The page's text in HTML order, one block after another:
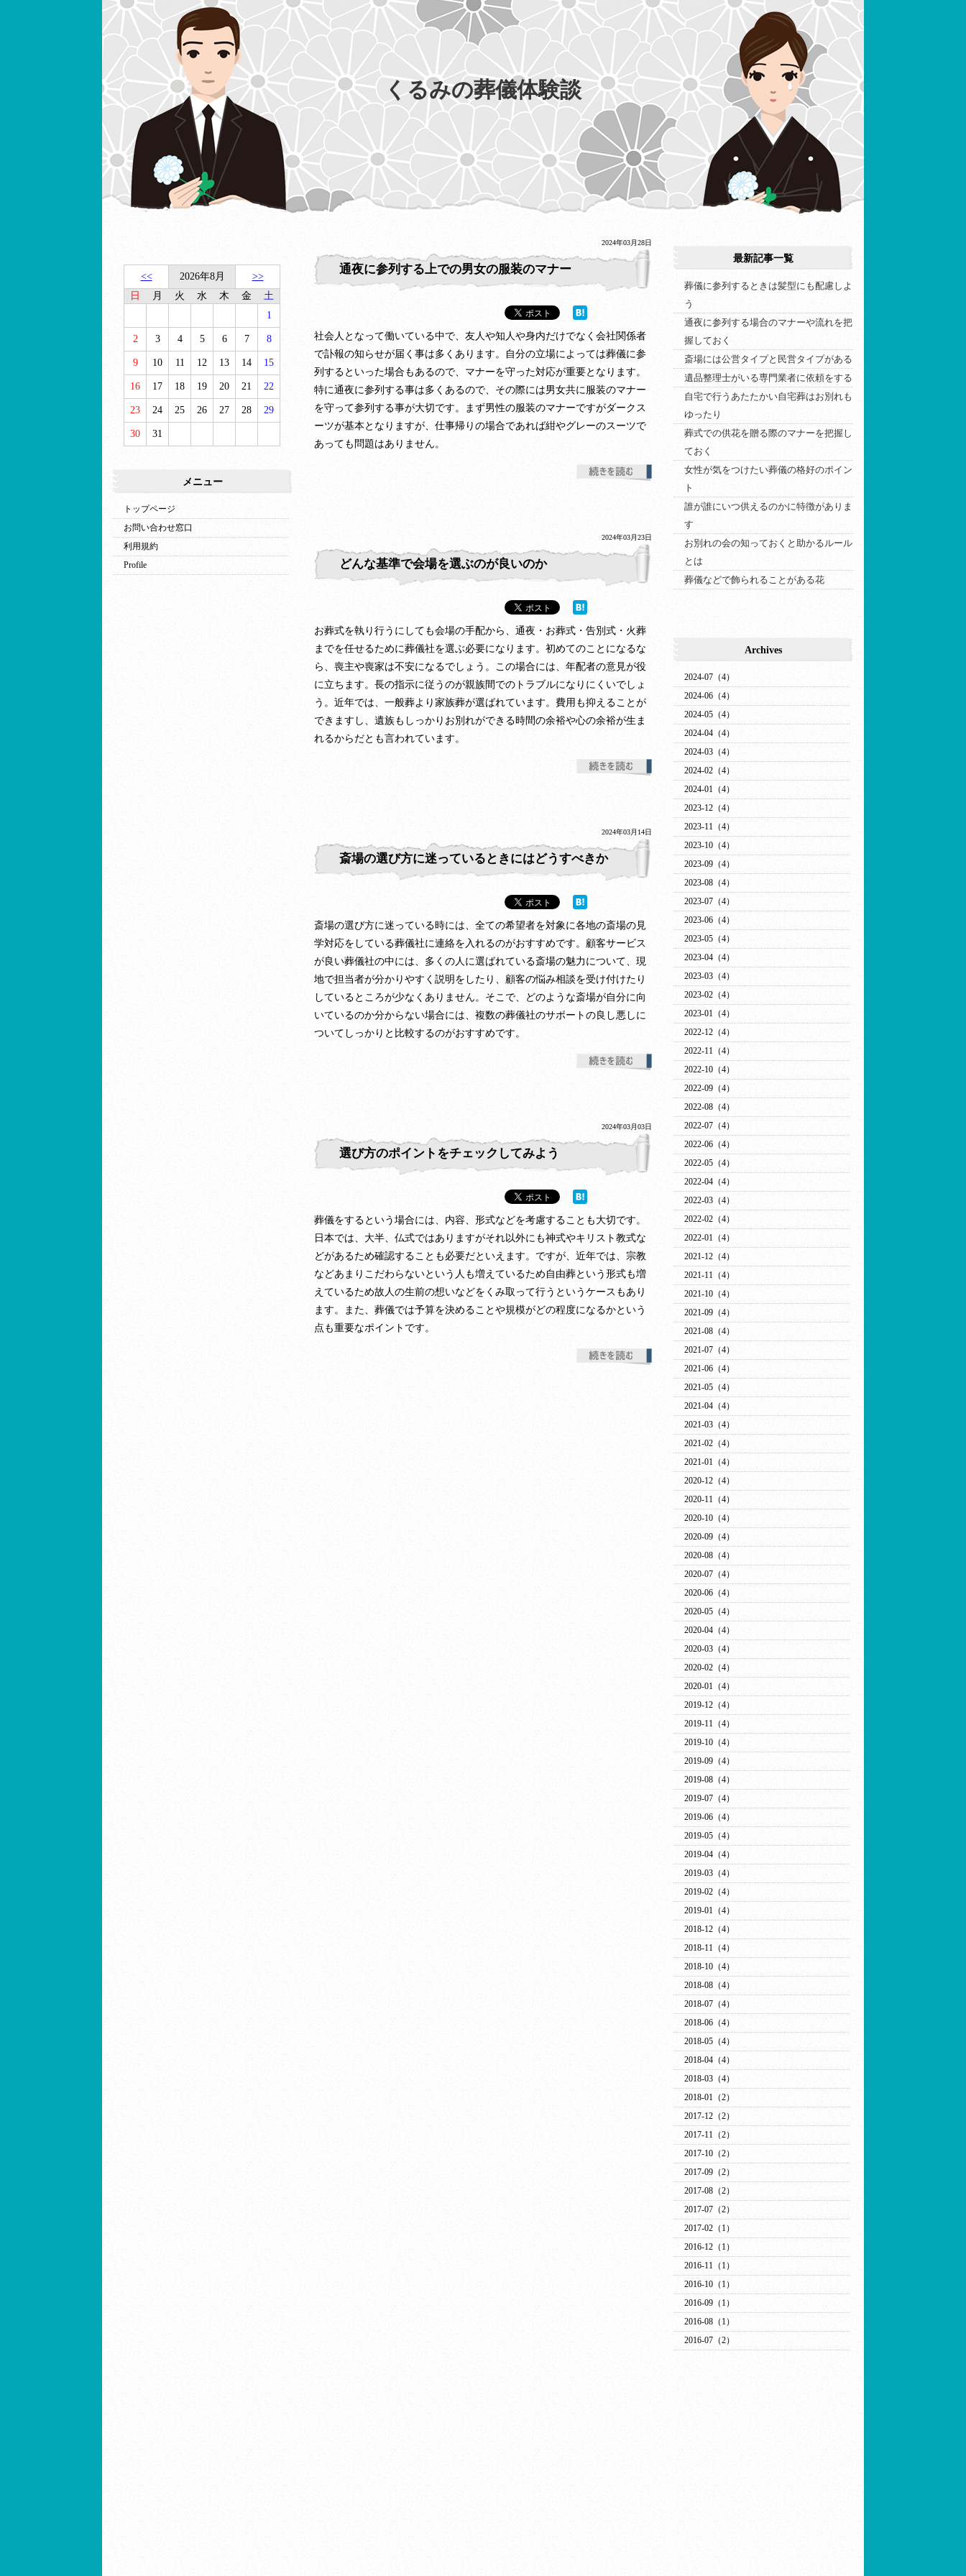
くるみの葬儀体験談
2024年03月28日
通夜に参列する上での男女の服装のマナー
社会人となって働いている中で、友人や知人や身内だけでなく会社関係者
で訃報の知らせが届く事は多くあります。自分の立場によっては葬儀に参
列するといった場合もあるので、マナーを守った対応が重要となります。
特に通夜に参列する事は多くあるので、その際には男女共に服装のマナー
を守って参列する事が大切です。まず男性の服装のマナーですがダークス
ーツが基本となりますが、仕事帰りの場合であれば紺やグレーのスーツで
あっても問題はありません。
2024年03月23日
どんな基準で会場を選ぶのが良いのか
お葬式を執り行うにしても会場の手配から、通夜・お葬式・告別式・火葬
までを任せるために葬儀社を選ぶ必要になります。初めてのことになるな
ら、喪主や喪家は不安になるでしょう。この場合には、年配者の意見が役
に立ちます。長の指示に従うのが親族間でのトラブルになりにくいでしょ
う。近年では、一般葬より家族葬が選ばれています。費用も抑えることが
できますし、遺族もしっかりお別れができる時間の余裕や心の余裕が生ま
れるからだとも言われています。
2024年03月14日
斎場の選び方に迷っているときにはどうすべきか
斎場の選び方に迷っている時には、全ての希望者を対象に各地の斎場の見
学対応をしている葬儀社に連絡を入れるのがおすすめです。顧客サービス
が良い葬儀社の中には、多くの人に選ばれている斎場の魅力について、現
地で担当者が分かりやすく説明をしたり、顧客の悩み相談を受け付けたり
しているところが少なくありません。そこで、どのような斎場が自分に向
いているのか分からない場合には、複数の葬儀社のサポートの良し悪しに
ついてしっかりと比較するのがおすすめです。
2024年03月03日
選び方のポイントをチェックしてみよう
葬儀をするという場合には、内容、形式などを考慮することも大切です。
日本では、大半、仏式ではありますがそれ以外にも神式やキリスト教式な
どがあるため確認することも必要だといえます。ですが、近年では、宗教
などあまりこだわらないという人も増えているため自由葬という形式も増
えているため故人の生前の想いなどをくみ取って行うというケースもあり
ます。また、葬儀では予算を決めることや規模がどの程度になるかという
点も重要なポイントです。
<< 2026年8月
>>
日
月 火 水 木 金
土
1
2 3 4 5 6 7 8
9 10 11 12 13 14 15
16 17 18 19 20 21 22
23 24 25 26 27 28 29
30 31
メニュー
トップページ
お問い合わせ窓口
利用規約
Profile
最新記事一覧
葬儀に参列するときは髪型にも配慮しよ
う
通夜に参列する場合のマナーや流れを把
握しておく
斎場には公営タイプと民営タイプがある
遺品整理士がいる専門業者に依頼をする
自宅で行うあたたかい自宅葬はお別れも
ゆったり
葬式での供花を贈る際のマナーを把握し
ておく
女性が気をつけたい葬儀の格好のポイン
ト
誰が誰にいつ供えるのかに特徴がありま
す
お別れの会の知っておくと助かるルール
とは
葬儀などで飾られることがある花
Archives
2024-07（4）
2024-06（4）
2024-05（4）
2024-04（4）
2024-03（4）
2024-02（4）
2024-01（4）
2023-12（4）
2023-11（4）
2023-10（4）
2023-09（4）
2023-08（4）
2023-07（4）
2023-06（4）
2023-05（4）
2023-04（4）
2023-03（4）
2023-02（4）
2023-01（4）
2022-12（4）
2022-11（4）
2022-10（4）
2022-09（4）
2022-08（4）
2022-07（4）
2022-06（4）
2022-05（4）
2022-04（4）
2022-03（4）
2022-02（4）
2022-01（4）
2021-12（4）
2021-11（4）
2021-10（4）
2021-09（4）
2021-08（4）
2021-07（4）
2021-06（4）
2021-05（4）
2021-04（4）
2021-03（4）
2021-02（4）
2021-01（4）
2020-12（4）
2020-11（4）
2020-10（4）
2020-09（4）
2020-08（4）
2020-07（4）
2020-06（4）
2020-05（4）
2020-04（4）
2020-03（4）
2020-02（4）
2020-01（4）
2019-12（4）
2019-11（4）
2019-10（4）
2019-09（4）
2019-08（4）
2019-07（4）
2019-06（4）
2019-05（4）
2019-04（4）
2019-03（4）
2019-02（4）
2019-01（4）
2018-12（4）
2018-11（4）
2018-10（4）
2018-08（4）
2018-07（4）
2018-06（4）
2018-05（4）
2018-04（4）
2018-03（4）
2018-01（2）
2017-12（2）
2017-11（2）
2017-10（2）
2017-09（2）
2017-08（2）
2017-07（2）
2017-02（1）
2016-12（1）
2016-11（1）
2016-10（1）
2016-09（1）
2016-08（1）
2016-07（2）